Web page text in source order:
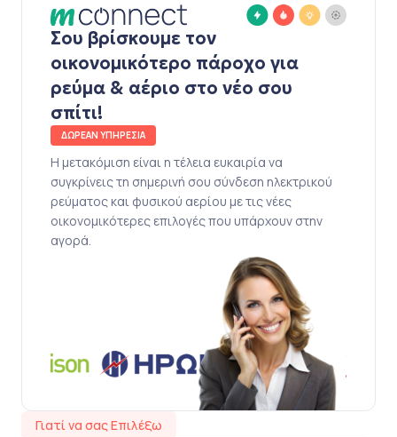
Σου βρίσκουμε τον
οικονομικότερο πάροχο για
ρεύμα & αέριο στο νέο σου
σπίτι!
ΔΩΡΕΑΝ ΥΠΗΡΕΣΙΑ
Η μετακόμιση είναι η τέλεια ευκαιρία να
συγκρίνεις τη σημερινή σου σύνδεση ηλεκτρικού
ρεύματος και φυσικού αερίου με τις νέες
οικονομικότερες επιλογές που υπάρχουν στην
αγορά.
Γιατί να σας Επιλέξω